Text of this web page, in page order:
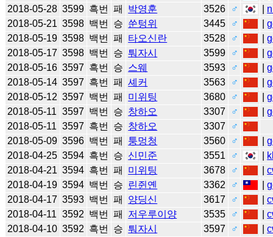
2018-05-28 3599 흑번 패 박영훈 3526 ♂
2018-05-21 3598 백번 승 쑨텅위 3445 ♂ |
2018-05-19 3598 백번 패 타오신란 3528 ♂ |
2018-05-17 3598 백번 승 퉈자시 3599 ♂ |
2018-05-16 3597 흑번 승 스웨 3593 ♂ |
2018-05-14 3597 흑번 패 셰커 3563 ♂ |
2018-05-12 3597 백번 패 미위팅 3680 ♂ |
2018-05-11 3597 백번 승 창하오 3307 ♂ |
2018-05-11 3597 흑번 승 창하오 3307
♂
2018-05-09 3596 백번 패 퉁멍청 3560 ♂ |
2018-04-25 3594 흑번 승 신민준 3551 ♂
2018-04-21 3594 흑번 패 미위팅 3678 ♂ |
2018-04-19 3594 백번 승 린쥔옌 3362 ♂ |
2018-04-17 3593 백번 패 양딩신 3617 ♂ |
2018-04-11 3592 백번 패 저우루이양 3535 ♂ |
2018-04-10 3592 흑번 승 퉈자시 3597 ♂ |